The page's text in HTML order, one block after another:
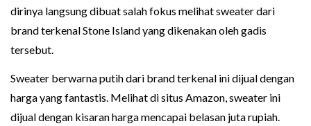
dirinya langsung dibuat salah fokus melihat sweater dari
brand terkenal Stone Island yang dikenakan oleh gadis
tersebut.
Sweater berwarna putih dari brand terkenal ini dijual dengan
harga yang fantastis. Melihat di situs Amazon, sweater ini
dijual dengan kisaran harga mencapai belasan juta rupiah.